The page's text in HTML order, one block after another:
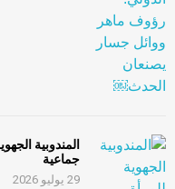
المندوبية
جماعية
29 يوليو 2026